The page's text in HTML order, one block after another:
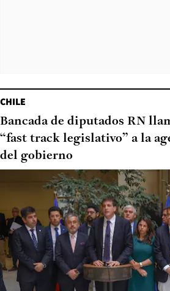
CHILE
Bancada de diputados RN
“fast track legislativo” a la
del gobierno